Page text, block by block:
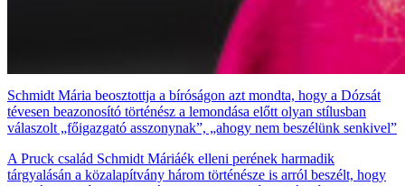
Schmidt Mária beosztottja a bíróságon azt mondta, hogy a Dózsát
tévesen beazonosító történész a lemondása előtt olyan stílusban
válaszolt „főigazgató asszonynak”, „ahogy nem beszélünk senkivel”
A Pruck család Schmidt Máriáék elleni perének harmadik
tárgyalásán a közalapítvány három történésze is arról beszélt, hogy